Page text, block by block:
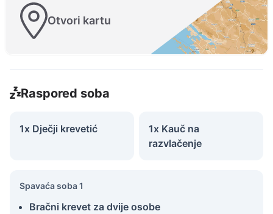
Otvori kartu
Raspored soba
1x Dječji krevetić
1x Kauč na
razvlačenje
Spavaća soba 1
Bračni krevet za dvije osobe